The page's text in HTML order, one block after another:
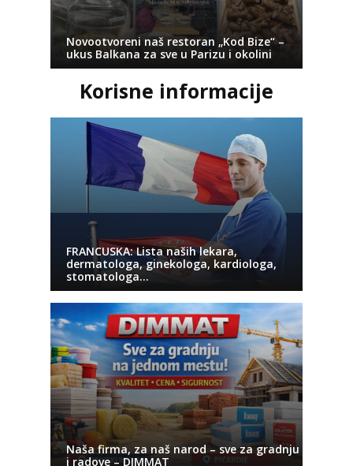
Novootvoreni naš restoran „Kod Bize“ –
ukus Balkana za sve u Parizu i okolini
Korisne informacije
FRANCUSKA: Lista naših lekara,
dermatologa, ginekologa, kardiologa,
stomatologa…
Naša firma, za naš narod – sve za gradnju
i radove – DIMMAT